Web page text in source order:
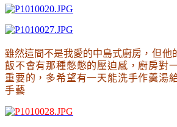
雖然這間不是我愛的中島式廚房 ，但他
飯不會有那種憋憋的壓迫感 ，廚房對
重要的 ，多希望有一天能洗手作羹湯
手藝